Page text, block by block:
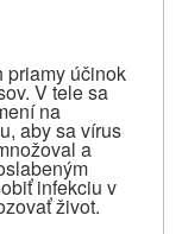
priamy účinok
V tele sa
na
aby sa vírus
a
infekciu v
život.